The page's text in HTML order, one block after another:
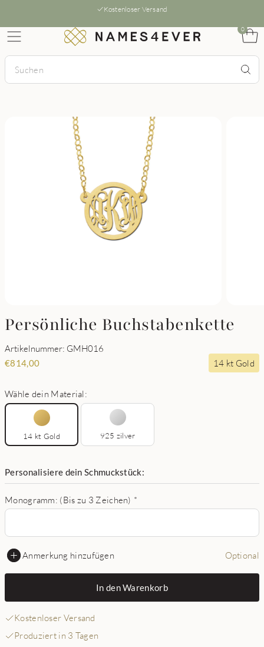
Kostenloser Versand
0
Persönliche Buchstabenkette
Artikelnummer: GMH016
€814,00 14 kt Gold
Wähle dein Material:
14 kt Gold 925 zilver
Personalisiere dein Schmuckstück:
Monogramm: (Bis zu 3 Zeichen) *
Anmerkung hinzufügen Optional
In den Warenkorb
Kostenloser Versand
Produziert in 3 Tagen